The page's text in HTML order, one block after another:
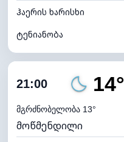
ჰაერის ხარისხი
ტენიანობა
ღრუბლიანობა
ნამის წერტილი
ხილვადობა
21:00 14°
მგრძნობელობა 13°
მოწმენდილი